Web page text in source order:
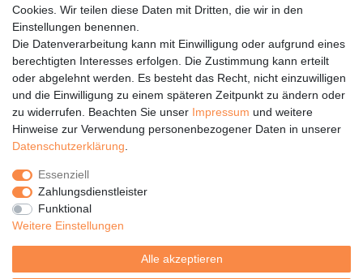
Rechtliches
Service
Unternehmen
Karriere
Presse
Blog
Cookies. Wir teilen diese Daten mit Dritten, die wir in den
Einstellungen benennen.
Die Datenverarbeitung kann mit Einwilligung oder aufgrund eines
berechtigten Interesses erfolgen. Die Zustimmung kann erteilt
oder abgelehnt werden. Es besteht das Recht, nicht einzuwilligen
und die Einwilligung zu einem späteren Zeitpunkt zu ändern oder
zu widerrufen. Beachten Sie unser Impressum und weitere
Hinweise zur Verwendung personenbezogener Daten in unserer
Daten­schutz­erklärung
Essenziell
Zahlungsdienstleister
Funktional
Weitere Einstellungen
Alle akzeptieren